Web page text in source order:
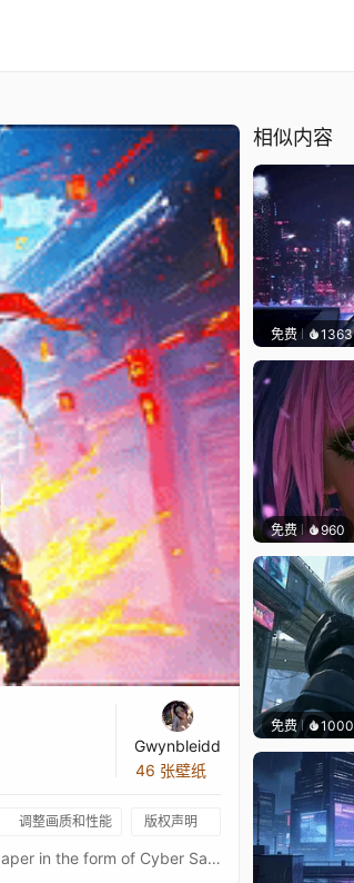
Gwynbleidd
46 张壁纸
调整画质和性能 版权声明
Cyber ​​Samurai [Cyberpunk] 4K 🖤I will be grateful for your like[EU]I present to you beautiful live wallpaper in the form of Cyber ​​Samurai with driving music from the musical artist seimoro, enjoy watching and listening, dear friendsWallpaper by Gwynbleidd💖Cyber ​​Samurai [Cyberpunk] 4K - [3840X2160]🖤Wallpaper with reaction to music[RU]Представляю вам красивые живые обои в образе Кибер Самурая с драйвовой музыкой от музыкального исполнителя seimoro, приятного просмотра и прослушивания, дорогие друзьяОбои сделаны Gwynbleidd💖Кибер Самурай [Киберпанк] 4K - [3840X2160]🖤Обои с реакцией на музыку[Music in Wallpaper 18+]❣
相似内容
免费 1363
免费 960
免费 1000